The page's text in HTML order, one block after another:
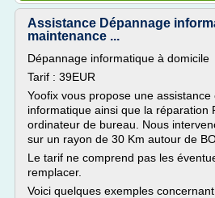
Assistance Dépannage
maintenance ...
Dépannage informatique à domicile
Tarif : 39EUR
Yoofix vous propose une assistance
informatique ainsi que la réparation
ordinateur de bureau. Nous
sur un rayon de 30 Km autour de
Le tarif ne comprend pas les
remplacer.
Voici quelques exemples